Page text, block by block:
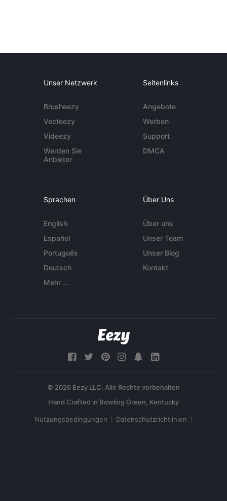
Unser Netzwerk
Brusheezy
Vecteezy
Videezy
Werden Sie
Anbieter
Seitenlinks
Angebote
Werben
Support
DMCA
Sprachen
English
Español
Português
Deutsch
Mehr ...
Über Uns
Über uns
Unser Team
Unser Blog
Kontakt
© 2026 Eezy LLC. Alle Rechte vorbehalten
Nutzungsbedingungen Datenschutzrichtlinien